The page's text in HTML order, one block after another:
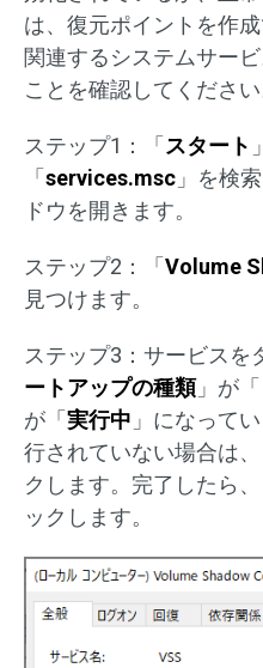
は、復元ポイントを作
関連するシステムサー
ことを確認してください
ステップ1：「 スタート
「 services.msc 」を検
ドウを開きます。
ステップ2：「 Volume
見つけます。
ステップ3：サービスを
ートアップの種類」が「
が「 実行中 」になって
行されていない場合は、
クします。完了したら、
ックします。